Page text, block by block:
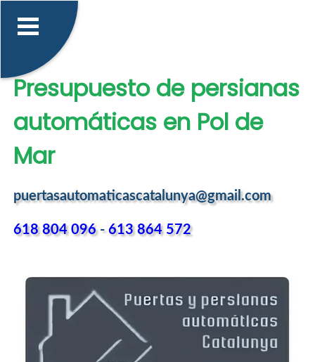
Presupuesto de persianas
automáticas en Pol de
Mar
puertasautomaticascatalunya@gmail.com
618 804 096 -613 864 572